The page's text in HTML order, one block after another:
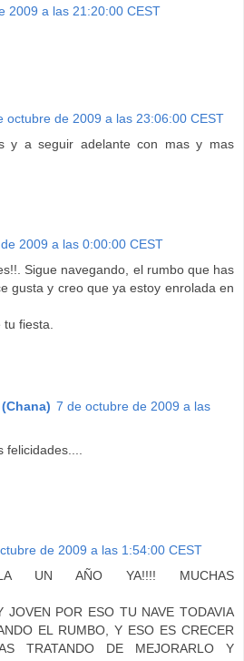
2009 a las 21:20:00 CEST
octubre de 2009 a las 23:06:00 CEST
y a seguir adelante con mas y mas
2009 a las 0:00:00 CEST
Sigue navegando, el rumbo que has
gusta y creo que ya estoy enrolada en
fiesta.
7 de octubre de 2009 a las
de 2009 a las 1:54:00 CEST
UN AÑO YA!!!! MUCHAS
JOVEN POR ESO TU NAVE TODAVIA
EL RUMBO, Y ESO ES CRECER
TRATANDO DE MEJORARLO Y